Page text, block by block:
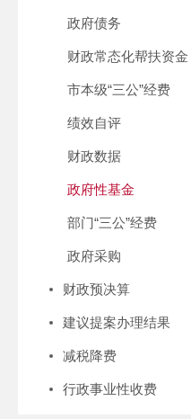
政府债务
财政常态化帮扶资金
市本级“三公”经费
绩效自评
财政数据
政府性基金
部门“三公”经费
政府采购
财政预决算
建议提案办理结果
减税降费
行政事业性收费